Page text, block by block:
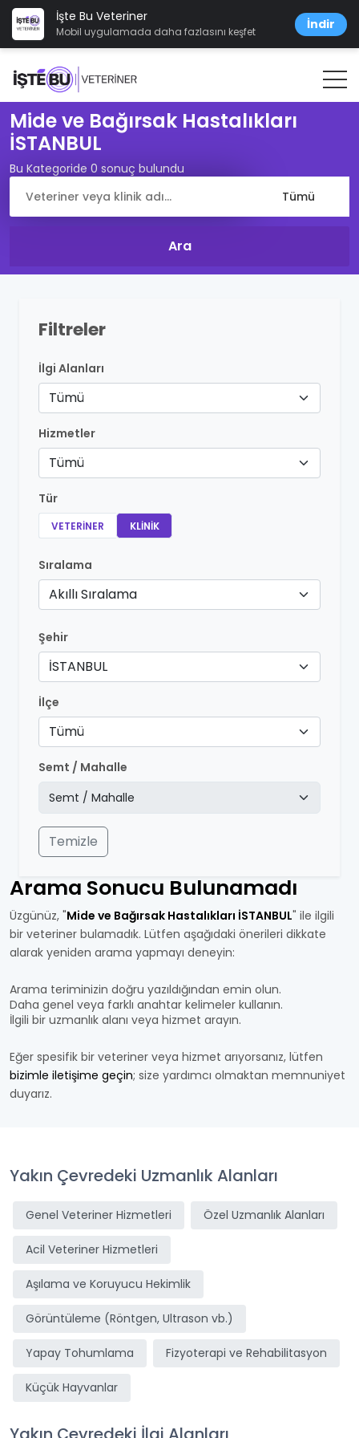
İşte Bu Veteriner
Mobil uygulamada daha fazlasını keşfet İndir
Mide ve Bağırsak Hastalıkları
İSTANBUL
Bu Kategoride 0 sonuç bulundu
Filtreler
İlgi Alanları
Tümü
Hizmetler
Tümü
Tür
VETERINER KLINIK
Sıralama
Akıllı Sıralama
Şehir
İSTANBUL
İlçe
Tümü
Semt / Mahalle
Temizle
Arama Sonucu Bulunamadı
Üzgünüz, "Mide ve Bağırsak Hastalıkları İSTANBUL" ile ilgili
bir veteriner bulamadık. Lütfen aşağıdaki önerileri dikkate
alarak yeniden arama yapmayı deneyin:
Arama teriminizin doğru yazıldığından emin olun.
Daha genel veya farklı anahtar kelimeler kullanın.
İlgili bir uzmanlık alanı veya hizmet arayın.
Eğer spesifik bir veteriner veya hizmet arıyorsanız, lütfen
bizimle iletişime geçin; size yardımcı olmaktan memnuniyet
duyarız.
Yakın Çevredeki Uzmanlık Alanları
Genel Veteriner Hizmetleri Özel Uzmanlık Alanları
Acil Veteriner Hizmetleri
Aşılama ve Koruyucu Hekimlik
Görüntüleme (Röntgen, Ultrason vb.)
Yapay Tohumlama Fizyoterapi ve Rehabilitasyon
Küçük Hayvanlar